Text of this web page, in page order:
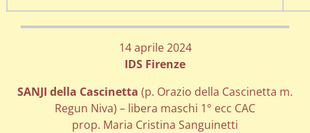
14 aprile 2024
IDS Firenze
SANJI della Cascinetta (p. Orazio della Cascinetta m.
Regun Niva) – libera maschi 1° ecc CAC
prop. Maria Cristina Sanguinetti